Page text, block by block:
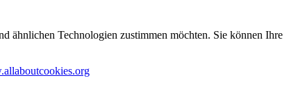
ähnlichen Technologien zustimmen möchten. Sie können Ihre